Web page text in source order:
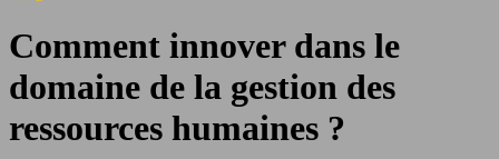
Comment innover dans le
domaine de la gestion des
ressources humaines ?